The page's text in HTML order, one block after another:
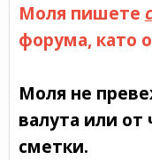
Моля пишете
форума, като
Моля не
валута или
сметки.